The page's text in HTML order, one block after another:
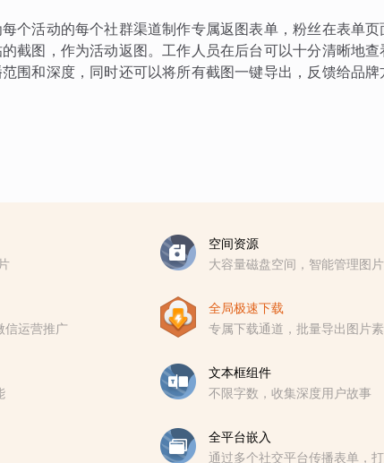
个活动的每个社群渠道制作专属返图表单，粉丝在表单
截图，作为活动返图。工作人员在后台可以十分清晰地
围和深度，同时还可以将所有截图一键导出，反馈给品
空间资源
大容量磁盘空间，智能管理图
信运营推广
全局极速下载
专属下载通道，批量导出图片
文本框组件
不限字数，收集深度用户故事
全平台嵌入
通过多个社交平台传播表单，